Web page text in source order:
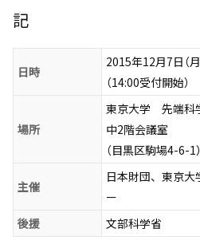
記
日時
2015年12月7日（
（14:00受付開始）
場所
東京大学 先端科
中2階会議室
（目黒区駒場4-6-1）
主催
日本財団、東京
ー
後援
文部科学省